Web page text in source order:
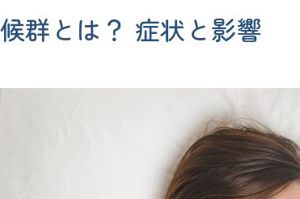
群とは？ 症状と影響